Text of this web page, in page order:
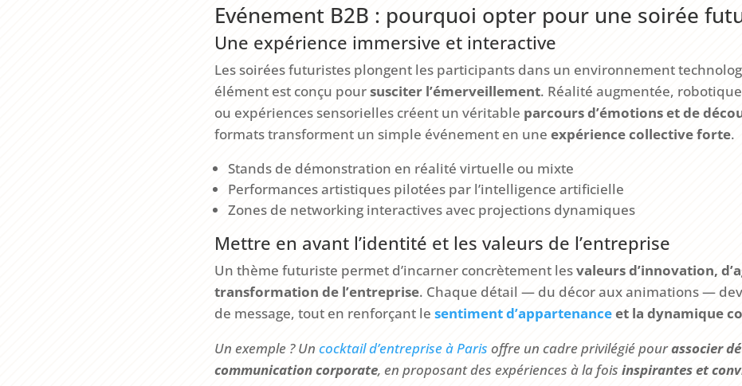
Evénement B2B : pourquoi opter pour une soirée
Une expérience immersive et interactive
Les soirées futuristes plongent les participants dans un environnement
élément est conçu poursusciter l’émerveillement. Réalité augmentée,
ou expériences sensorielles créent un véritable parcours d’émotions et de
formats transforment un simple événement en une expérience collective forte.
Stands de démonstration en réalité virtuelle ou mixte
Performances artistiques pilotées par l’intelligence artificielle
Zones de networking interactives avec projections dynamiques
Mettre en avant l’identité et les valeurs de l’entreprise
Un thème futuriste permet d’incarner concrètement lesvaleurs d’innovation,
transformation de l’entreprise. Chaque détail — du décor aux animations —
de message, tout en renforçant le sentiment d’appartenanceet la dynamique
Un exemple ? Un cocktail d’entreprise à Paris offre un cadre privilégié pourassocier
communication corporate, en proposant des expériences à la fois inspirantes et